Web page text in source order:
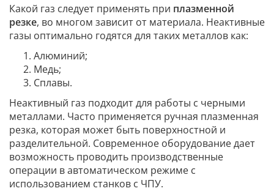
Какой газ следует применять при плазменной
резке, во многом зависит от материала. Неактивные
газы оптимально годятся для таких металлов как:
Алюминий;
Медь;
Сплавы.
Неактивный газ подходит для работы с черными
металлами. Часто применяется ручная плазменная
резка, которая может быть поверхностной и
разделительной. Современное оборудование дает
возможность проводить производственные
операции в автоматическом режиме с
использованием станков с ЧПУ.